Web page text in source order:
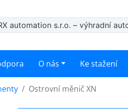
automation s.r.o. – výhradní
O nás Ke stažení
Ostrovní měnič XN